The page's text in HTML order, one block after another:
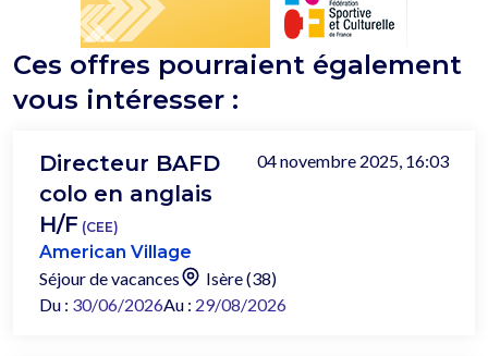
Ces offres pourraient également
vous intéresser :
Directeur BAFD
colo en anglais
H/F (CEE)
04 novembre 2025, 16:03
American Village
Séjour de vacances
Isère (38)
Du : 30/06/2026Au : 29/08/2026